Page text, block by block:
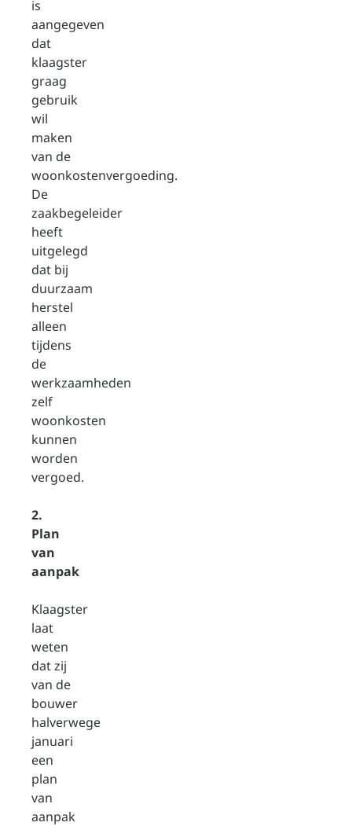
is
aangegeven
dat
klaagster
graag
gebruik
wil
maken
van de
woonkostenvergoeding.
De
zaakbegeleider
heeft
uitgelegd
dat bij
duurzaam
herstel
alleen
tijdens
de
werkzaamheden
zelf
woonkosten
kunnen
worden
vergoed.
2.
Plan
van
aanpak
Klaagster
laat
weten
dat zij
van de
bouwer
halverwege
januari
een
plan
van
aanpak